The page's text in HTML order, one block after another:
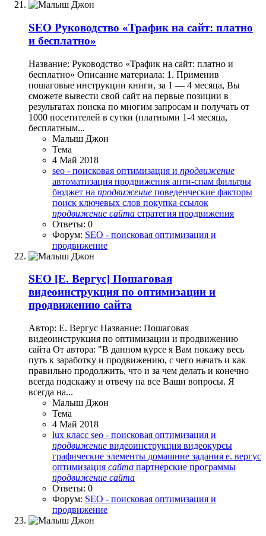
SEO Руководство «Трафик на сайт: платно
и бесплатно»
Название: Руководство «Трафик на сайт: платно и
бесплатно» Описание материала: 1. Применив
пошаговые инструкции книги, за 1 — 4 месяца, Вы
сможете вывести свой сайт на первые позиции в
результатах поиска по многим запросам и получать от
1000 посетителей в сутки (платными 1-4 месяца,
бесплатным...
Малыш Джон
Тема
4 Май 2018
seo - поисковая оптимизация и продвижение
автоматизация продвижения анти-спам фильтры
бюджет на продвижение поведенческие факторы
поиск ключевых слов покупка ссылок
продвижение сайта стратегия продвижения
Ответы: 0
Форум: SEO - поисковая оптимизация и
продвижение
SEO [Е. Вергус] Пошаговая
видеоинструкция по оптимизации и
продвижению сайта
Автор: Е. Вергус Название: Пошаговая
видеоинструкция по оптимизации и продвижению
сайта От автора: "В данном курсе я Вам покажу весь
путь к заработку и продвижению, с чего начать и как
правильно продолжить, что и за чем делать и конечно
всегда подскажу и отвечу на все Ваши вопросы. Я
всегда на...
Малыш Джон
Тема
4 Май 2018
lux класс seo - поисковая оптимизация и
продвижение видеоинструкция видеокурсы
графические элементы домашние задания е. вергус
оптимизация сайта партнерские программы
продвижение сайта
Ответы: 0
Форум: SEO - поисковая оптимизация и
продвижение